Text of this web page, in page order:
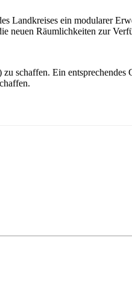
Landkreises ein modularer
neuen Räumlichkeiten zur
schaffen. Ein entsprechendes